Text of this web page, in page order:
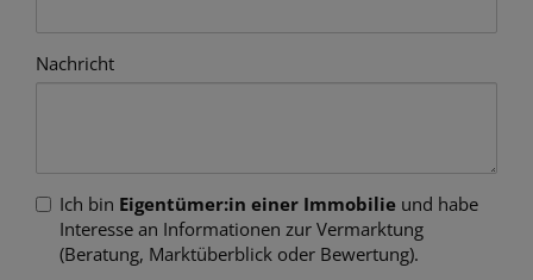
Nachricht
Ich bin Eigentümer:in einer Immobilie und habe
Interesse an Informationen zur Vermarktung
(Beratung, Marktüberblick oder Bewertung).